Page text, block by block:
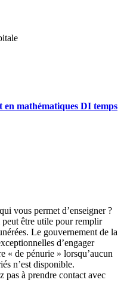
en mathématiques DI temps
vous permet d’enseigner ?
être utile pour remplir
Le gouvernement de la
d’engager
« de pénurie » lorsqu’aucun
n’est disponible.
pas à prendre contact avec